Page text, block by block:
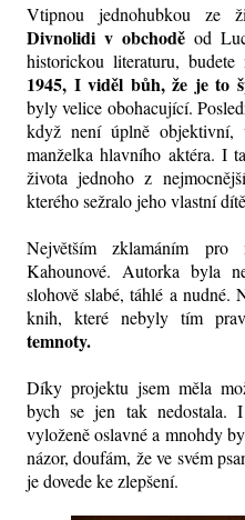
Vtipnou jednohubkou ze
Divnolidi v obchodě od
historickou literaturu,
1945, I viděl bůh, že je to
byly velice obohacující.
když není úplně
manželka hlavního aktéra. I
života jednoho z
kterého sežralo jeho vlastní
Největším zklamáním
Kahounové. Autorka byla
slohově slabé, táhlé a nudné.
knih, které nebyly tím
temnoty.
Díky projektu jsem měla
bych se jen tak nedostala.
vyloženě oslavné a mnohdy
názor, doufám, že ve svém
je dovede ke zlepšení.